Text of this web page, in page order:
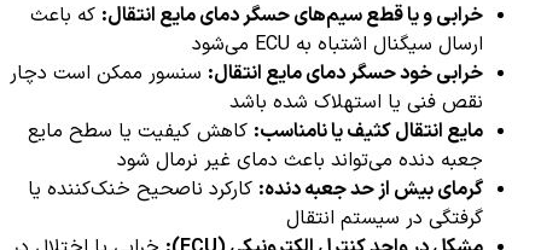
خرابی و یا قطع سیم‌های حسگر دمای مایع انتقال: که باعث
ارسال سیگنال اشتباه به ECU می‌شود
خرابی خود حسگر دمای مایع انتقال: سنسور ممکن است دچار
نقص فنی یا استهلاک شده باشد
مایع انتقال کثیف یا نامناسب: کاهش کیفیت یا سطح مایع
جعبه دنده می‌تواند باعث دمای غیر نرمال شود
گرمای بیش از حد جعبه دنده: کارکرد ناصحیح خنک‌کننده یا
گرفتگی در سیستم انتقال